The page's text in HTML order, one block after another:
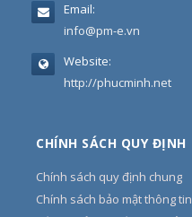
Email:
info@pm-e.vn
Website:
http://phucminh.net
CHÍNH SÁCH QUY ĐỊNH
Chính sách quy định chung
Chính sách bảo mật thông tin